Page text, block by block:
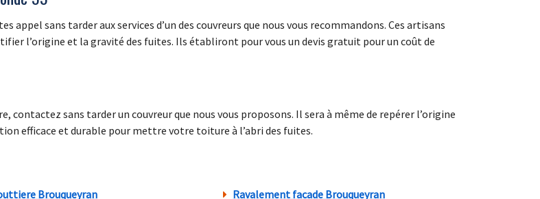
sans tarder aux services d’un des couvreurs que nous vous recommandons. Ces artisans
l’origine et la gravité des fuites. Ils établiront pour vous un devis gratuit pour un coût de
contactez sans tarder un couvreur que nous vous proposons. Il sera à même de repérer l’origine
efficace et durable pour mettre votre toiture à l’abri des fuites.
Brouqueyran
Ravalement facade Brouqueyran